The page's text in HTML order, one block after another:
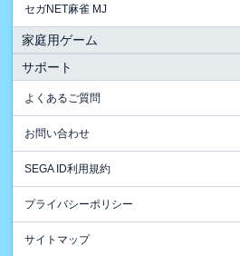
セガNET麻雀 MJ
家庭用ゲーム
サポート
よくあるご質問
お問い合わせ
SEGA ID利用規約
プライバシーポリシー
サイトマップ